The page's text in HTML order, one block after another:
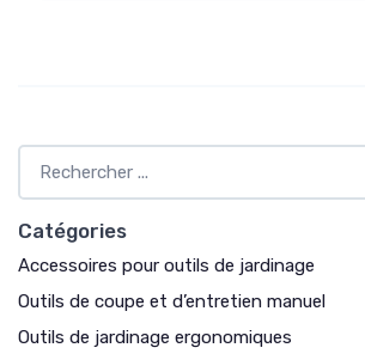
Catégories
Accessoires pour outils de jardinage
Outils de coupe et d’entretien manuel
Outils de jardinage ergonomiques